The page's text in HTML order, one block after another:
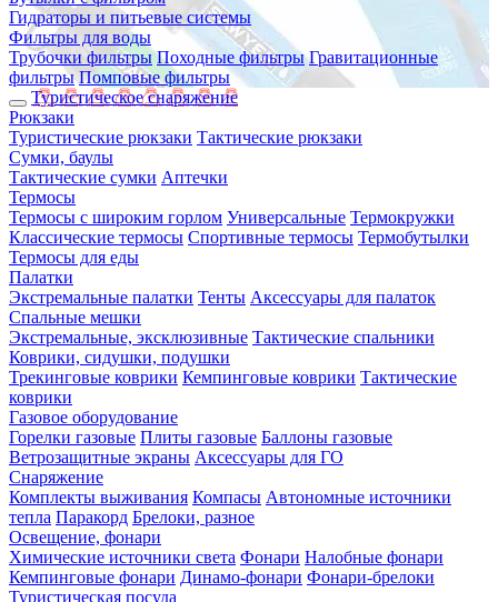
Гидраторы и питьевые системы
Фильтры для воды
Трубочки фильтры Походные фильтры Гравитационные
фильтры Помповые фильтры
Туристическое снаряжение
Рюкзаки
Туристические рюкзаки Тактические рюкзаки
Сумки, баулы
Тактические сумки Аптечки
Термосы
Термосы с широким горлом Универсальные Термокружки
Классические термосы Спортивные термосы Термобутылки
Термосы для еды
Палатки
Экстремальные палатки Тенты Аксессуары для палаток
Спальные мешки
Экстремальные, эксклюзивные Тактические спальники
Коврики, сидушки, подушки
Трекинговые коврики Кемпинговые коврики Тактические
коврики
Газовое оборудование
Горелки газовые Плиты газовые Баллоны газовые
Ветрозащитные экраны Аксессуары для ГО
Снаряжение
Комплекты выживания Компасы Автономные источники
тепла Паракорд Брелоки, разное
Освещение, фонари
Химические источники света Фонари Налобные фонари
Кемпинговые фонари Динамо-фонари Фонари-брелоки
Туристическая посуда